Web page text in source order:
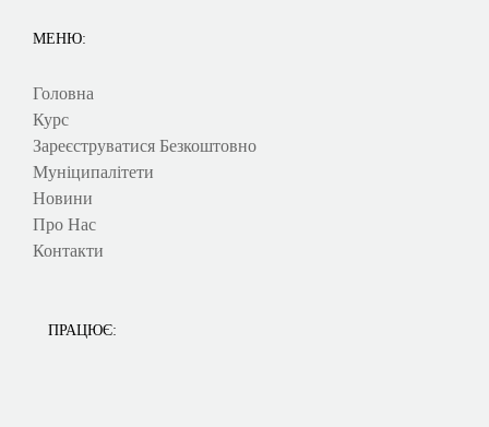
МЕНЮ:
Головна
Курс
Зареєструватися Безкоштовно
Муніципалітети
Новини
Про Нас
Контакти
ПРАЦЮЄ: